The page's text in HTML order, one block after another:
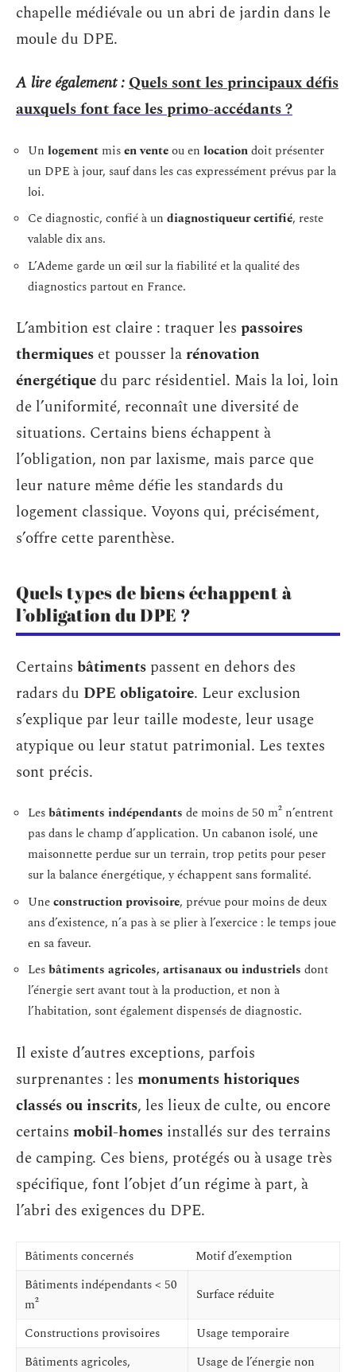
chapelle médiévale ou un abri de jardin dans le
moule du DPE.
A lire également :Quels sont les principaux défis
auxquels font face les primo-accédants ?
Un logement misen venteou en locationdoit présenter
un DPE à jour, sauf dans les cas expressément prévus par la
loi.
Ce diagnostic, confié à un diagnostiqueur certifié, reste
valable dix ans.
L’Ademe garde un œil sur la fiabilité et la qualité des
diagnostics partout en France.
L’ambition est claire : traquer les passoires
thermiques et pousser larénovation
énergétiquedu parc résidentiel. Mais la loi, loin
de l’uniformité, reconnaît une diversité de
situations. Certains biens échappent à
l’obligation, non par laxisme, mais parce que
leur nature même défie les standards du
logement classique. Voyons qui, précisément,
s’offre cette parenthèse.
Quels types de biens échappent à
l’obligation du DPE ?
Certains bâtiments passent en dehors des
radars du DPE obligatoire. Leur exclusion
s’explique par leur taille modeste, leur usage
atypique ou leur statut patrimonial. Les textes
sont précis.
Lesbâtiments indépendants de moins de 50 m² n’entrent
pas dans le champ d’application. Un cabanon isolé, une
maisonnette perdue sur un terrain, trop petits pour peser
sur la balance énergétique, y échappent sans formalité.
Uneconstruction provisoire, prévue pour moins de deux
ans d’existence, n’a pas à se plier à l’exercice : le temps joue
en sa faveur.
Lesbâtiments agricoles, artisanaux ou industriels dont
l’énergie sert avant tout à la production, et non à
l’habitation, sont également dispensés de diagnostic.
Il existe d’autres exceptions, parfois
surprenantes : les monuments historiques
classés ou inscrits, les lieux de culte, ou encore
certains mobil-homes installés sur des terrains
de camping. Ces biens, protégés ou à usage très
spécifique, font l’objet d’un régime à part, à
l’abri des exigences du DPE.
Bâtiments concernés
Motif d’exemption
Bâtiments indépendants < 50
m²
Surface réduite
Constructions provisoires
Usage temporaire
Bâtiments agricoles,
Usage de l’énergie non